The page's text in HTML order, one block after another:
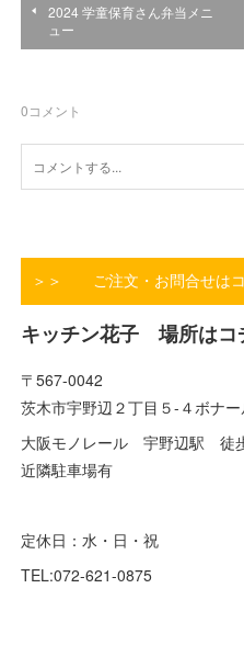
2024 学童保育さん弁当メニ
ュー
0コメント
＞＞ ご注文・お問合せはコ
キッチン花子 場所はコ
〒567-0042
茨木市宇野辺２丁目５-４ボナ
大阪モノレール 宇野辺駅 徒
近隣駐車場有
定休日：水・日・祝
TEL:072-621-0875